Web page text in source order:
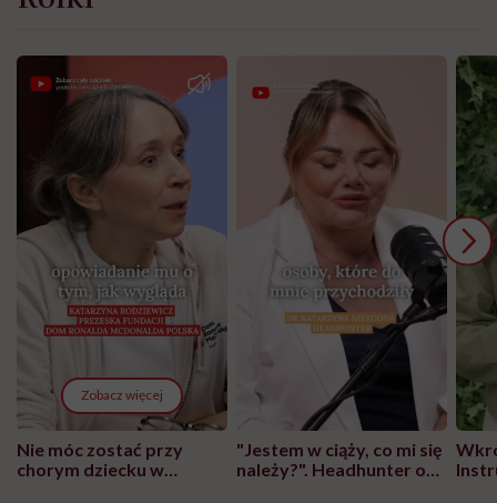
Zobacz więcej
Nie móc zostać przy
chorym dziecku w
"Jestem w ciąży, co mi się
należy?". Headhunter o